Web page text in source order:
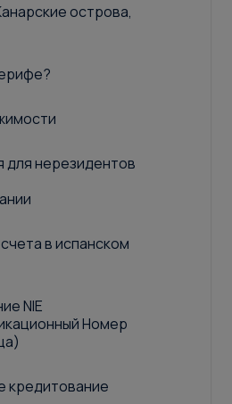
острова,
нерезидентов
в испанском
NIE
Номер
кредитование